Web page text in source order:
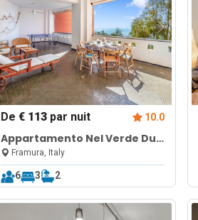
De € 113par nuit 10.0
Appartamento Nel Verde Due
Passi Dal Mare
Framura, Italy
6 3 2